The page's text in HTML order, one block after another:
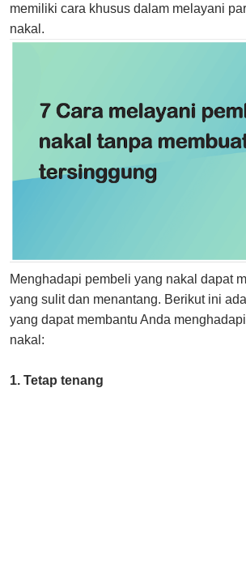
memiliki cara khusus dalam melayani
nakal.
Menghadapi pembeli yang nakal dapat
yang sulit dan menantang. Berikut ini
yang dapat membantu Anda
nakal:
1. Tetap tenang